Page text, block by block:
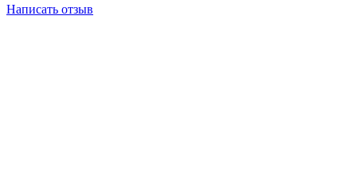
Написать отзыв